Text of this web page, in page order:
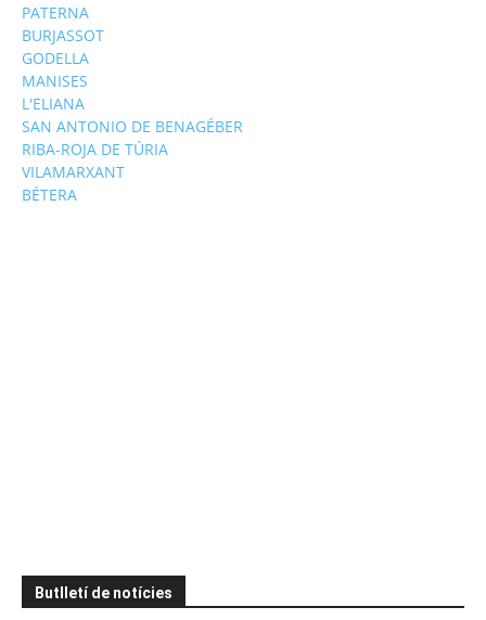
PATERNA
BURJASSOT
GODELLA
MANISES
L'ELIANA
SAN ANTONIO DE BENAGÉBER
RIBA-ROJA DE TÚRIA
VILAMARXANT
BÉTERA
Butlletí de notícies